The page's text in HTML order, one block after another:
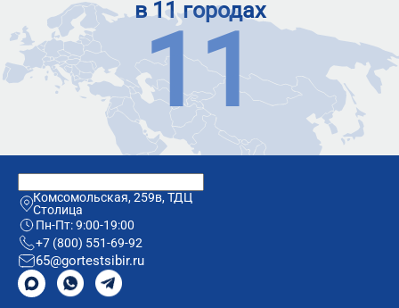
в 11 городах
Комсомольская, 259в, ТДЦ
Столица
Пн-Пт: 9:00-19:00
+7 (800) 551-69-92
65@gortestsibir.ru